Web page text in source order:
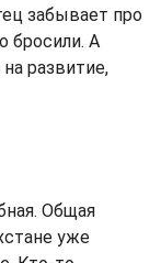
забывает про
бросили. А
развитие,
Общая
уже